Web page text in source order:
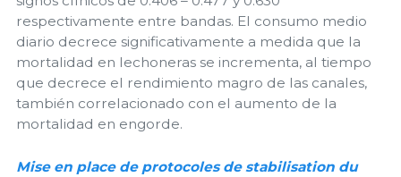
respectivamente entre bandas. El consumo medio
diario decrece significativamente a medida que la
mortalidad en lechoneras se incrementa, al tiempo
que decrece el rendimiento magro de las canales,
también correlacionado con el aumento de la
mortalidad en engorde.
Mise en place de protocoles de stabilisation du